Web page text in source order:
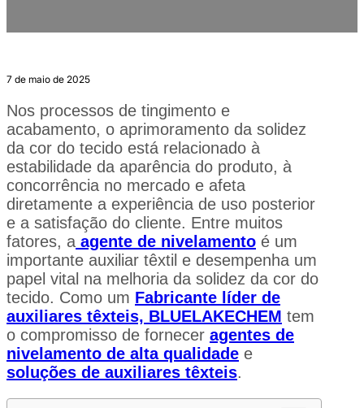
7 de maio de 2025
Nos processos de tingimento e
acabamento, o aprimoramento da solidez
da cor do tecido está relacionado à
estabilidade da aparência do produto, à
concorrência no mercado e afeta
diretamente a experiência de uso posterior
e a satisfação do cliente. Entre muitos
fatores, a agente de nivelamento é um
importante auxiliar têxtil e desempenha um
papel vital na melhoria da solidez da cor do
tecido. Como um Fabricante líder de
auxiliares têxteis, BLUELAKECHEM tem
o compromisso de fornecer agentes de
nivelamento de alta qualidade e
soluções de auxiliares têxteis.